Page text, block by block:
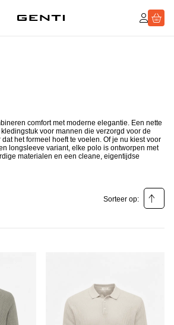
comfort met moderne elegantie. Een nette
voor mannen die verzorgd voor de
het formeel hoeft te voelen. Of je nu kiest voor
longsleeve variant, elke polo is ontworpen met
materialen en een cleane, eigentijdse
Sorteer op:
Populariteit hoog - laag